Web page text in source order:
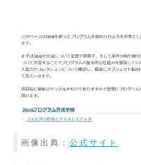
画像出典： 公式サイト